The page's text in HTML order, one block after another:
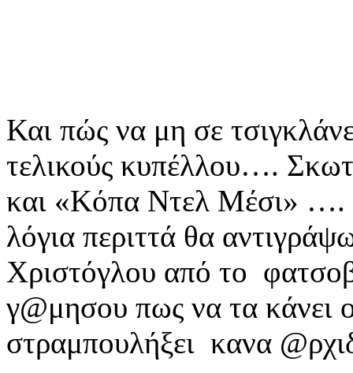
Και πώς να μη σε
τελικούς κυπέλλου….
και «Κόπα Ντελ Μέσι»
λόγια περιττά θα
Χριστόγλου από το
γ@μησου πως να τα κάνει
στραμπουλήξει κανα